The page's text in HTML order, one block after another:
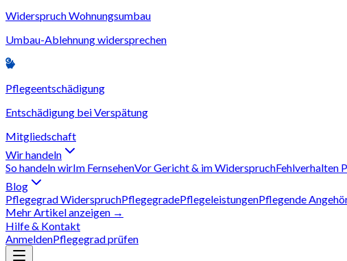
Widerspruch Wohnungsumbau
Umbau-Ablehnung widersprechen
Pflegeentschädigung
Entschädigung bei Verspätung
Mitgliedschaft
Wir handeln
So handeln wirIm FernsehenVor Gericht & im WiderspruchFehlverhalten
Blog
Pflegegrad WiderspruchPflegegradePflegeleistungenPflegende
Mehr Artikel anzeigen →
Hilfe & Kontakt
AnmeldenPflegegrad prüfen